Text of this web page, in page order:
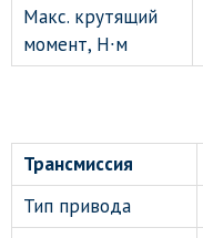
Макс. крутящий
момент, Н∙м
Трансмиссия
Тип привода